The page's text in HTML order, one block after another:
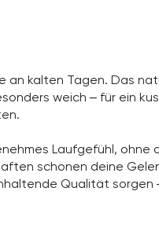
an kalten Tagen. Das
weich – für ein
Laufgefühl, ohne
schonen deine
Qualität sorgen